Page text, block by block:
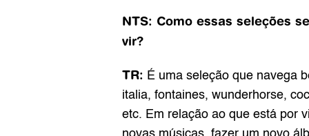
NTS: Como essas seleções
vir?
TR: É uma seleção que navega
italia, fontaines, wunderhorse,
etc. Em relação ao que está por